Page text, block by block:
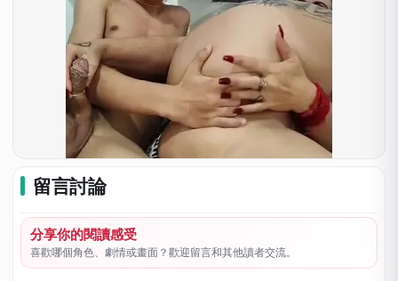
留言討論
分享你的閱讀感受
喜歡哪個角色、劇情或畫面？歡迎留言和其他讀者交流。